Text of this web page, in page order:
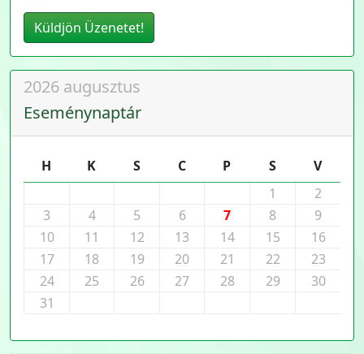
Küldjön Üzenetet!
2026 augusztus
Eseménynaptár
H K S C P S
V
1
2
3
4 5 6 7 8
9
10
11 12 13 14 15
16
17
18 19 20 21 22
23
24
25 26 27 28 29
30
31